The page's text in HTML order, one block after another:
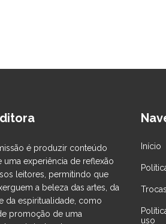
é produzir conteúdo
uma experiência de reflexão
leitores, permitindo que
a beleza das artes, da
da espiritualidade, como
promoção de uma
Início
uso